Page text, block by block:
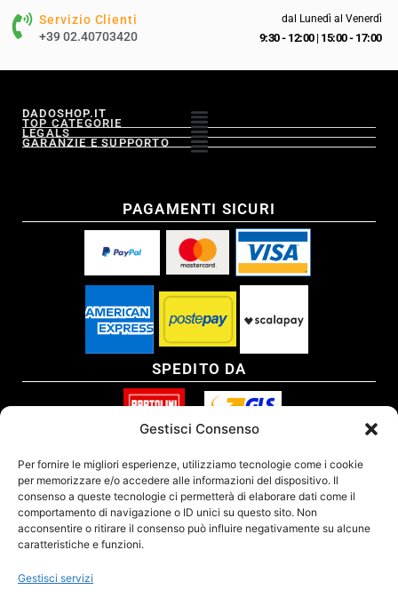
Gestisci Consenso
Per fornire le migliori esperienze, utilizziamo tecnologie come i cookie
per memorizzare e/o accedere alle informazioni del dispositivo. Il
consenso a queste tecnologie ci permetterà di elaborare dati come il
comportamento di navigazione o ID unici su questo sito. Non
acconsentire o ritirare il consenso può influire negativamente su alcune
caratteristiche e funzioni.
Gestisci servizi
Servizio Clienti
+39 02.40703420
dal Lunedì al Venerdì
9:30 - 12:00| 15:00 - 17:00
DADOSHOP.IT
TOP CATEGORIE
LEGALS
GARANZIE E SUPPORTO
PAGAMENTI SICURI
SPEDITO DA